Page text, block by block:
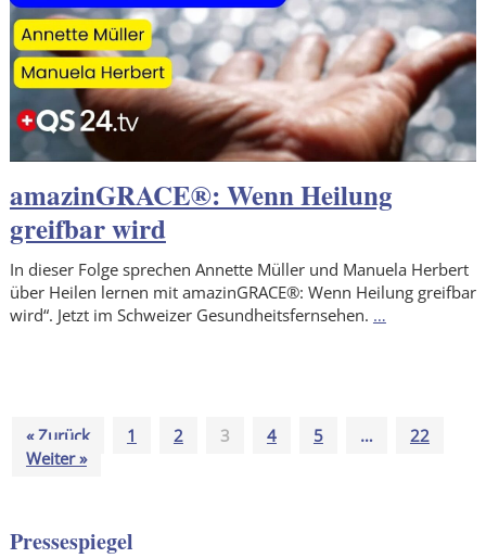
amazinGRACE®: Wenn Heilung
greifbar wird
In dieser Folge sprechen Annette Müller und Manuela Herbert
über Heilen lernen mit amazinGRACE®: Wenn Heilung greifbar
wird“. Jetzt im Schweizer Gesundheitsfernsehen. …
« Zurück 1 2 3 4 5 …
22
Weiter »
Pressespiegel